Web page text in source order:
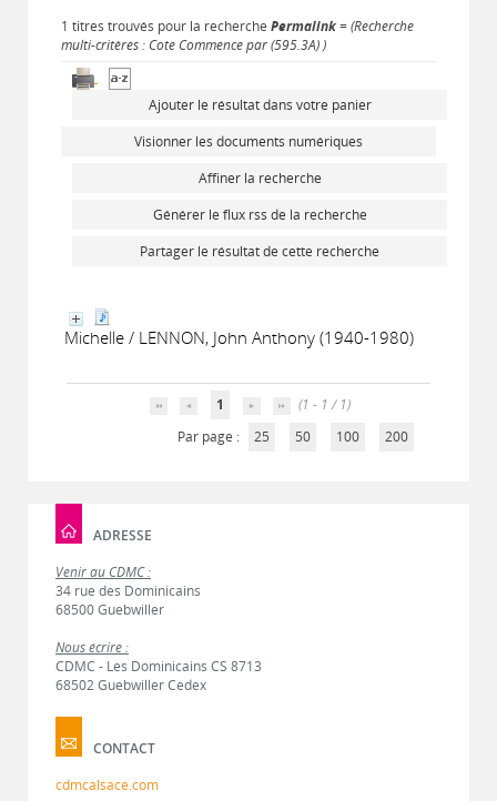
1 titres trouvés pour la recherche Permalink= (Recherche
multi-critères : Cote Commence par (595.3A) )
Ajouter le résultat dans votre panier
Visionner les documents numériques
Affiner la recherche
Générer le flux rss de la recherche
Partager le résultat de cette recherche
Michelle / LENNON, John Anthony (1940-1980)
1
(1 - 1 / 1)
Par page :
25 50 100 200
ADRESSE
Venir au CDMC :
34 rue des Dominicains
68500 Guebwiller
Nous écrire :
CDMC - Les Dominicains CS 8713
68502 Guebwiller Cedex
CONTACT
cdmcalsace.com